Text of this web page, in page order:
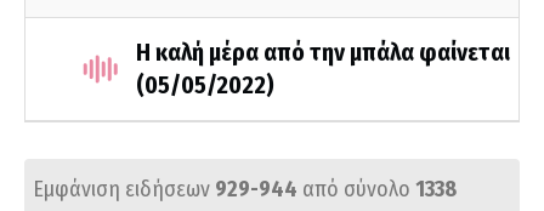
Η καλή μέρα από την μπάλα φαίνεται
(05/05/2022)
Εμφάνιση ειδήσεων 929-944 από σύνολο 1338